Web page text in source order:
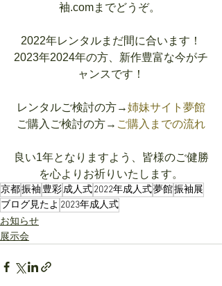
袖.comまでどうぞ。
2022年レンタルまだ間に合います！
2023年2024年の方、新作豊富な今がチ
ャンスです！
レンタルご検討の方→姉妹サイト夢館
ご購入ご検討の方→ ご購入までの流れ
良い1年となりますよう、皆様のご健勝
を心よりお祈りいたします。
京都振袖豊彩成人式2022年成人式夢館振袖展
ブログ見たよ 2023年成人式
お知らせ
展示会